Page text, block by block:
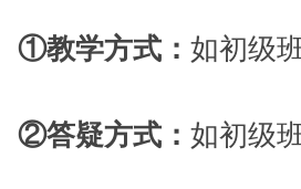
①教学方式： 如初级
②答疑方式： 如初级